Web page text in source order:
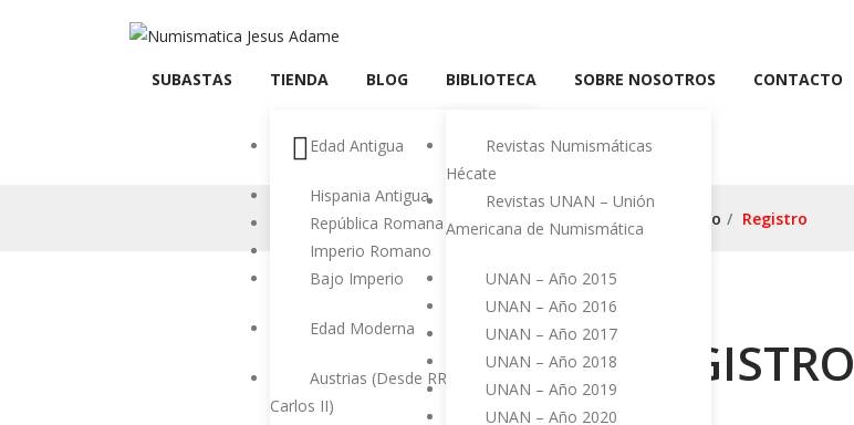
SUBASTAS TIENDA
Edad Antigua
Hispania Antigua
República Romana
Imperio Romano
Bajo Imperio
Edad Moderna
Austrias (Desde RRCC hasta
Carlos II)
BLOG BIBLIOTECA
Revistas Numismáticas
Hécate
Revistas UNAN – Unión
Americana de Numismática
UNAN – Año 2015
UNAN – Año 2016
UNAN – Año 2017
UNAN – Año 2018
UNAN – Año 2019
UNAN – Año 2020
SOBRE NOSOTROS CONTACTO
Inicio / Registro
REGISTRO